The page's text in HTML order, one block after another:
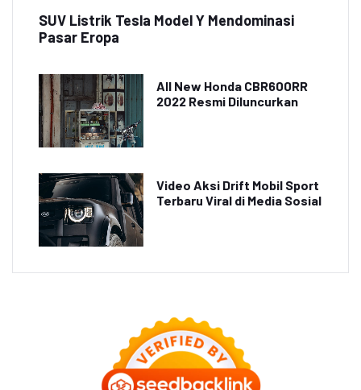
SUV Listrik Tesla Model Y Mendominasi
Pasar Eropa
All New Honda CBR600RR
2022 Resmi Diluncurkan
Video Aksi Drift Mobil Sport
Terbaru Viral di Media Sosial